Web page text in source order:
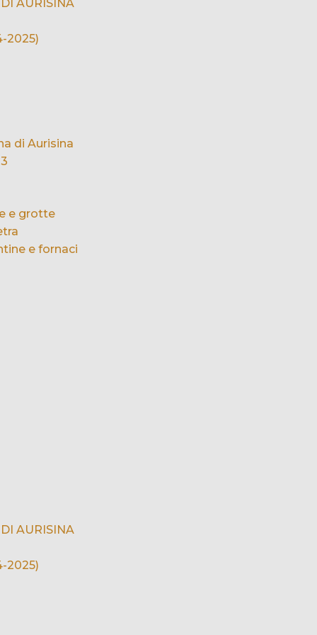
AURISINA
2025)
di Aurisina
e grotte
e fornaci
AURISINA
2025)